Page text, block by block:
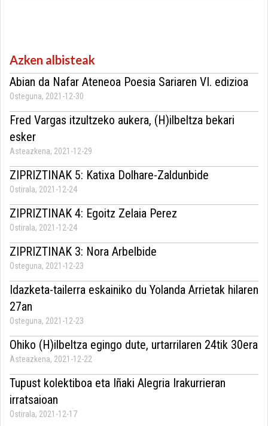
Azken albisteak
Abian da Nafar Ateneoa Poesia Sariaren VI. edizioa
Osteguna, 2021-12-30
Fred Vargas itzultzeko aukera, (H)ilbeltza bekari
esker
Asteazkena, 2021-12-29
ZIPRIZTINAK 5: Katixa Dolhare-Zaldunbide
Ostirala, 2021-12-24
ZIPRIZTINAK 4: Egoitz Zelaia Perez
Ostirala, 2021-12-24
ZIPRIZTINAK 3: Nora Arbelbide
Osteguna, 2021-12-23
Idazketa-tailerra eskainiko du Yolanda Arrietak hilaren
27an
Osteguna, 2021-12-23
Ohiko (H)ilbeltza egingo dute, urtarrilaren 24tik 30era
Asteazkena, 2021-12-22
Tupust kolektiboa eta Iñaki Alegria Irakurrieran
irratsaioan
Ostirala, 2021-12-17